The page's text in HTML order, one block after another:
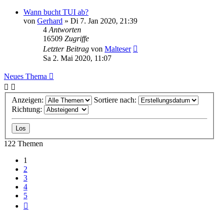
Wann bucht TUI ab?
von Gerhard » Di 7. Jan 2020, 21:39
4 Antworten
16509 Zugriffe
Letzter Beitrag von Malteser
Sa 2. Mai 2020, 11:07
Neues Thema
Anzeigen:
Sortiere nach:
Richtung:
122 Themen
1
2
3
4
5